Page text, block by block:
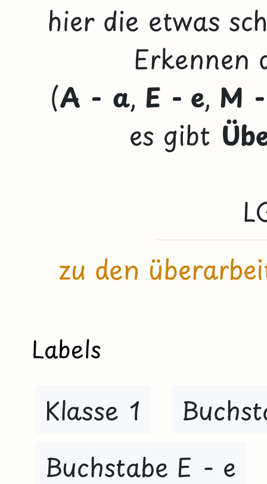
hier die etwas
Erkennen
(A - a, E - e, M
es gibt
zu den
Labels
Klasse 1
Buchstabe E - e